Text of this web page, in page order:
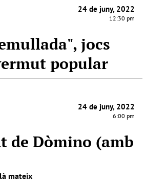
24 de juny, 2022
12:30 pm
jocs
popular
24 de juny, 2022
6:00 pm
de Dòmino (amb
mateix